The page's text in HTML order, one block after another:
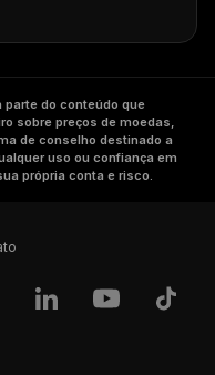
parte do conteúdo que
sobre preços de moedas,
de conselho destinado a
uso ou confiança em
própria conta e risco.